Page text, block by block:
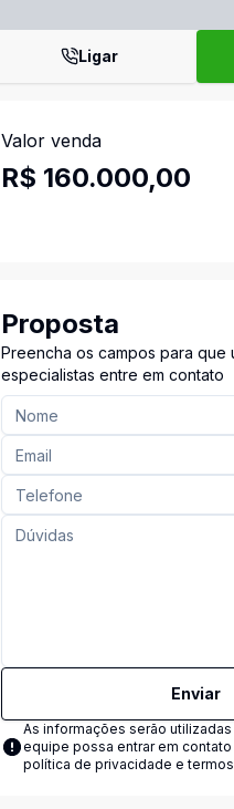
Ligar
Valor venda
R$ 160.000,00
Proposta
Preencha os campos para que
especialistas entre em contato
Enviar
As informações serão utilizadas
equipe possa entrar em
política de privacidade e